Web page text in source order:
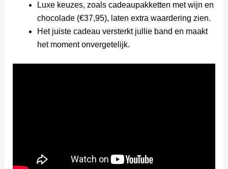
Luxe keuzes, zoals cadeaupakketten met wijn en
chocolade (€37,95), laten extra waardering zien.
Het juiste cadeau versterkt jullie band en maakt
het moment onvergetelijk.